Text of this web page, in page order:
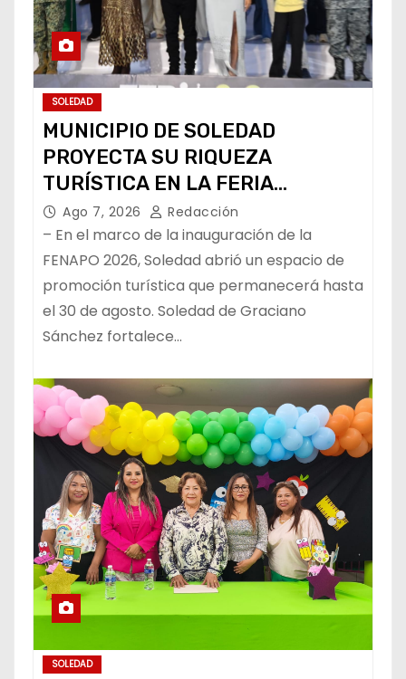
SOLEDAD
MUNICIPIO DE SOLEDAD
PROYECTA SU RIQUEZA
TURÍSTICA EN LA FERIA
NACIONAL POTOSINA
Ago 7, 2026 Redacción
– En el marco de la inauguración de la
FENAPO 2026, Soledad abrió un espacio de
promoción turística que permanecerá hasta
el 30 de agosto. Soledad de Graciano
Sánchez fortalece…
SOLEDAD